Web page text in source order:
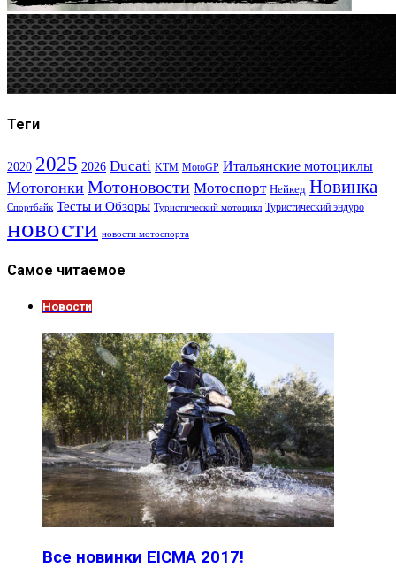
Теги
2020 2025 2026 Ducati KTM MotoGP Итальянские мотоциклы
Мотогонки Мотоновости Мотоспорт Нейкед Новинка
Спортбайк Тесты и Обзоры Туристический мотоцикл Туристический эндуро
новости новости мотоспорта
Самое читаемое
Новости
Все новинки EICMA 2017!